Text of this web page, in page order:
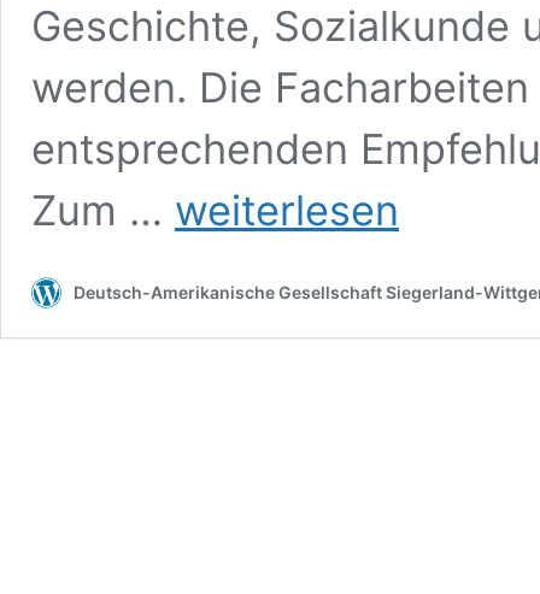
Geschichte, Sozialkunde
werden. Die
entsprechenden
Zum …
Feierliche
Prämierung
Schülerfacharbeiten
transatlantischemBezug
weiterlesen
Deutsch-Amerikanische Gesellschaft Siegerland-